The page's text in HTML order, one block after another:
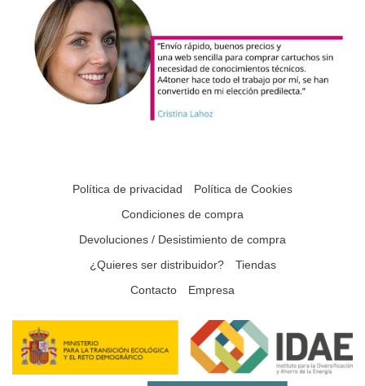
Política de privacidad
Política de Cookies
Condiciones de compra
Devoluciones / Desistimiento de compra
¿Quieres ser distribuidor?
Tiendas
Contacto
Empresa